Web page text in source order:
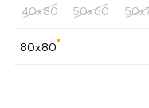
40x80 50x60
80x80